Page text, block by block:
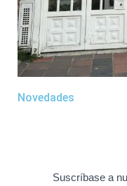
Novedades
Suscríbase a